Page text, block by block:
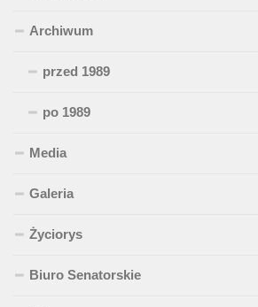
Archiwum
przed 1989
po 1989
Media
Galeria
Życiorys
Biuro Senatorskie